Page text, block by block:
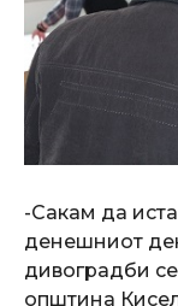
-Сакам да
денешниот
дивоградби
општина